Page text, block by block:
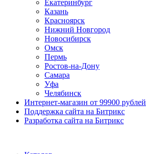
Екатеринбург
Казань
Красноярск
Нижний Новгород
Новосибирск
Омск
Пермь
Ростов-на-Дону
Самара
Уфа
Челябинск
Интернет-магазин от 99900 рублей
Поддержка сайта на Битрикс
Разработка сайта на Битрикс